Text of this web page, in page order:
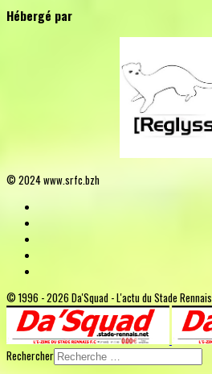
Hébergé par
© 2024 www.srfc.bzh
© 1996 - 2026 Da'Squad - L'actu du Stade Rennais
Rechercher